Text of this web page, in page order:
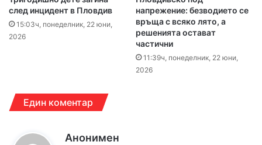
след инцидент в Пловдив
15:03ч, понеделник, 22 юни,
2026
напрежение: безводието се
връща с всяко лято, а
решенията остават
частични
11:39ч, понеделник, 22 юни,
2026
Един коментар
Анонимен